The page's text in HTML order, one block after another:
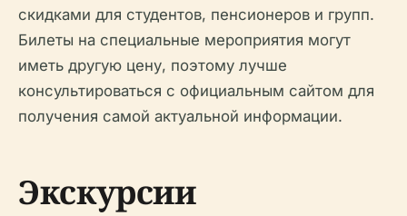
скидками для студентов, пенсионеров и групп.
Билеты на специальные мероприятия могут
иметь другую цену, поэтому лучше
консультироваться с официальным сайтом для
получения самой актуальной информации.
Экскурсии